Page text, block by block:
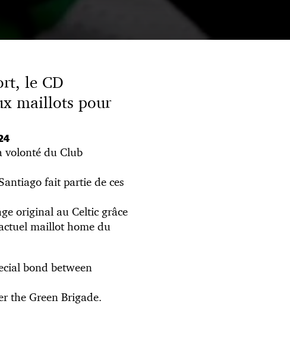
le CD
maillots pour
volonté du Club
fait partie de ces
original au Celtic grâce
maillot home du
bond between
the Green Brigade.